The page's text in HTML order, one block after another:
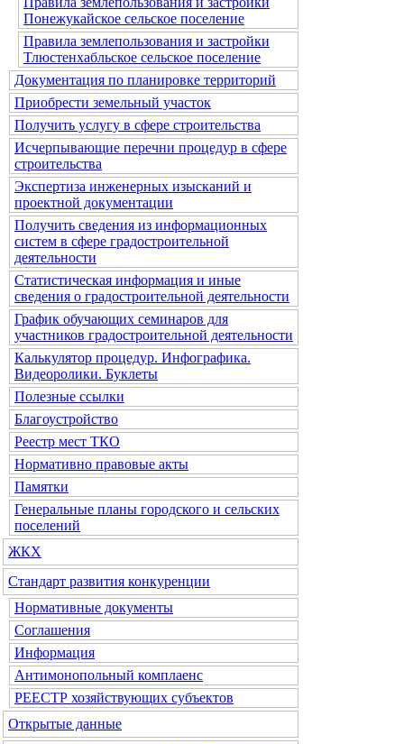
Понежукайское сельское поселение
Правила землепользования и застройки
Тлюстенхабльское сельское поселение
Документация по планировке территорий
Приобрести земельный участок
Получить услугу в сфере строительства
Исчерпывающие перечни процедур в сфере
строительства
Экспертиза инженерных изысканий и
проектной документации
Получить сведения из информационных
систем в сфере градостроительной
деятельности
Статистическая информация и иные
сведения о градостроительной деятельности
График обучающих семинаров для
участников градостроительной деятельности
Калькулятор процедур. Инфографика.
Видеоролики. Буклеты
Полезные ссылки
Благоустройство
Реестр мест ТКО
Нормативно правовые акты
Памятки
Генеральные планы городского и сельских
поселений
ЖКХ
Стандарт развития конкуренции
Нормативные документы
Соглашения
Информация
Антимонопольный комплаенс
РЕЕСТР хозяйствующих субъектов
Открытые данные